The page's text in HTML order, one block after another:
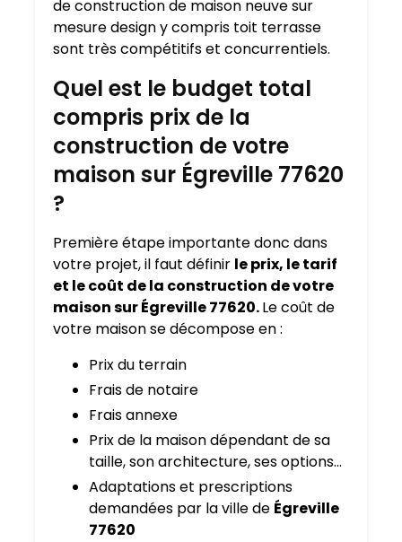
de construction de maison neuve sur
mesure design y compris toit terrasse
sont très compétitifs et concurrentiels.
Quel est le budget total
compris prix de la
construction de votre
maison sur Égreville 77620
?
Première étape importante donc dans
votre projet, il faut définir le prix, le tarif
et le coût de la construction de votre
maison sur Égreville 77620.Le coût de
votre maison se décompose en :
Prix du terrain
Frais de notaire
Frais annexe
Prix de la maison dépendant de sa
taille, son architecture, ses options…
Adaptations et prescriptions
demandées par la ville de Égreville
77620